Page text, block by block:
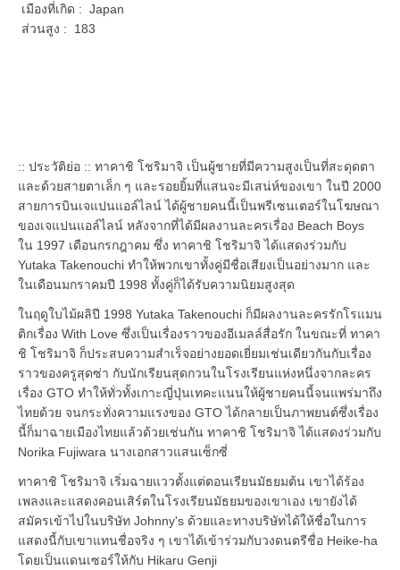
เมืองที่เกิด : Japan
ส่วนสูง : 183
:: ประวัติย่อ :: ทาคาชิ โชริมาจิ เป็นผู้ชายที่มีความสูงเป็นที่สะดุดตา
และด้วยสายตาเล็ก ๆ และรอยยิ้มที่แสนจะมีเสน่ห์ของเขา ในปี 2000
สายการบินเจแปนแอล์ไลน์ ได้ผู้ชายคนนี้เป็นพรีเซนเตอร์ในโฆษณา
ของเจแปนแอล์ไลน์ หลังจากที่ได้มีผลงานละครเรื่อง Beach Boys
ใน 1997 เดือนกรกฎาคม ซึ่ง ทาคาชิ โชริมาจิ ได้แสดงร่วมกับ
Yutaka Takenouchi ทำให้พวกเขาทั้งคู่มีชื่อเสียงเป็นอย่างมาก และ
ในเดือนมกราคมปี 1998 ทั้งคู่ก็ได้รับความนิยมสูงสุด
ในฤดูใบไม้ผลิปี 1998 Yutaka Takenouchi ก็มีผลงานละครรักโรแมน
ติกเรื่อง With Love ซึ่งเป็นเรื่องราวของอีเมลล์สื่อรัก ในขณะที่ ทาคา
ชิ โชริมาจิ ก็ประสบความสำเร็จอย่างยอดเยี่ยมเช่นเดียวกันกับเรื่อง
ราวของครูสุดซ่า กับนักเรียนสุดกวนในโรงเรียนแห่งหนึ่งจากละคร
เรื่อง GTO ทำให้ทั่วทั้งเกาะญี่ปุ่นเทคะแนนให้ผู้ชายคนนี้จนแพร่มาถึง
ไทยด้วย จนกระทั่งความแรงของ GTO ได้กลายเป็นภาพยนต์ซึ่งเรื่อง
นี้ก็มาฉายเมืองไทยแล้วด้วยเช่นกัน ทาคาชิ โชริมาจิ ได้แสดงร่วมกับ
Norika Fujiwara นางเอกสาวแสนเซ็กซี่
ทาคาชิ โชริมาจิ เริ่มฉายแววตั้งแต่ตอนเรียนมัธยมต้น เขาได้ร้อง
เพลงและแสดงคอนเสิร์ตในโรงเรียนมัธยมของเขาเอง เขายังได้
สมัครเข้าไปในบริษัท Johnny's ด้วยและทางบริษัทได้ให้ชื่อในการ
แสดงนี้กับเขาแทนชื่อจริง ๆ เขาได้เข้าร่วมกับวงดนตรีชื่อ Heike-ha
โดยเป็นแดนเซอร์ให้กับ Hikaru Genji